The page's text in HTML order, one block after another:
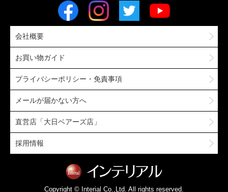
会社概要
お買い物ガイド
プライバシーポリシー・免責事項
メールが届かない方へ
直営店「大日ベアーズ店」
採用情報
Copyright © Interial Co.,Ltd. All rights reserved.